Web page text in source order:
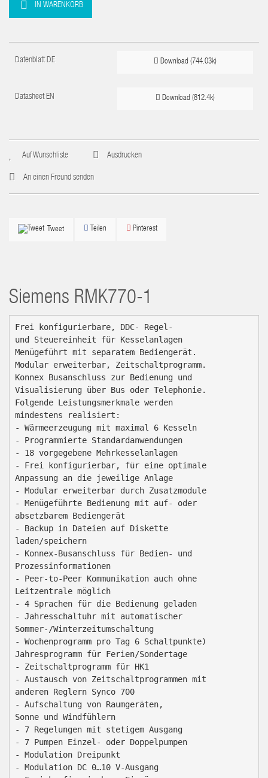
IN WARENKORB
Datenblatt DE Download (744.03k)
Datasheet EN Download (812.4k)
Auf Wunschliste Ausdrucken
An einen Freund senden
Tweet Teilen Pinterest
Siemens RMK770-1
Frei konfigurierbare, DDC- Regel-
und Steuereinheit für Kesselanlagen
Menügeführt mit separatem Bediengerät.
Modular erweiterbar, Zeitschaltprogramm.
Konnex Busanschluss zur Bedienung und
Visualisierung über Bus oder Telephonie.
Folgende Leistungsmerkmale werden
mindestens realisiert:
- Wärmeerzeugung mit maximal 6 Kesseln
- Programmierte Standardanwendungen
- 18 vorgegebene Mehrkesselanlagen
- Frei konfigurierbar, für eine optimale
Anpassung an die jeweilige Anlage
- Modular erweiterbar durch Zusatzmodule
- Menügeführte Bedienung mit auf- oder
absetzbarem Bediengerät
- Backup in Dateien auf Diskette
laden/speichern
- Konnex-Busanschluss für Bedien- und
Prozessinformationen
- Peer-to-Peer Kommunikation auch ohne
Leitzentrale möglich
- 4 Sprachen für die Bedienung geladen
- Jahresschaltuhr mit automatischer
Sommer-/Winterzeitumschaltung
- Wochenprogramm pro Tag 6 Schaltpunkte)
Jahresprogramm für Ferien/Sondertage
- Zeitschaltprogramm für HK1
- Austausch von Zeitschaltprogrammen mit
anderen Reglern Synco 700
- Aufschaltung von Raumgeräten,
Sonne und Windfühlern
- 7 Regelungen mit stetigem Ausgang
- 7 Pumpen Einzel- oder Doppelpumpen
- Modulation Dreipunkt
- Modulation DC 0…10 V-Ausgang